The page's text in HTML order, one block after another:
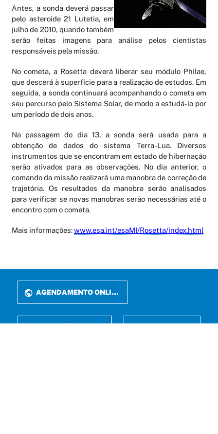
Antes, a sonda deverá passar
pelo asteroide 21 Lutetia, em
julho de 2010, quando também
serão feitas imagens para análise pelos cientistas
responsáveis pela missão.
No cometa, a Rosetta deverá liberar seu módulo Philae,
que descerá à superfície para a realização de estudos. Em
seguida, a sonda continuará acompanhando o cometa em
seu percurso pelo Sistema Solar, de modo a estudá-lo por
um período de dois anos.
Na passagem do dia 13, a sonda será usada para a
obtenção de dados do sistema Terra-Lua. Diversos
instrumentos que se encontram em estado de hibernação
serão ativados para as observações. No dia anterior, o
comando da missão realizará uma manobra de correção de
trajetória. Os resultados da manobra serão analisados
para verificar se novas manobras serão necessárias até o
encontro com o cometa.
Mais informações:www.esa.int/esaMI/Rosetta/index.html
AGENDAMENTO ONLINE